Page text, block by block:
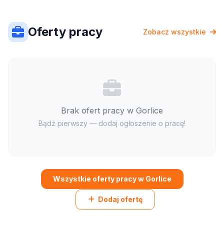
Oferty pracy Zobacz wszystkie
Brak ofert pracy w Gorlice
Bądź pierwszy — dodaj ogłoszenie o pracę!
Wszystkie oferty pracy w Gorlice
Dodaj ofertę